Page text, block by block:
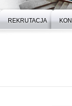
REKRUTACJA